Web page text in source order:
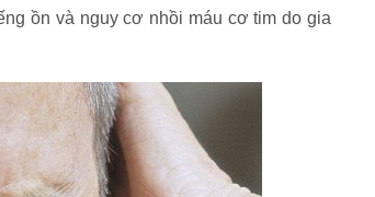
ồn và nguy cơ nhồi máu cơ tim do gia